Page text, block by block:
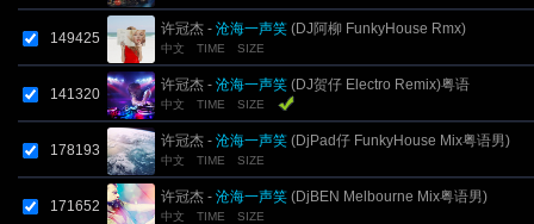
149425
许冠杰 - 沧海一声笑 (DJ阿柳 FunkyHouse Rmx)
中文 TIME SIZE
141320
许冠杰 - 沧海一声笑 (DJ贺仔 Electro Remix)粤语
中文 TIME SIZE
178193
许冠杰 - 沧海一声笑 (DjPad仔 FunkyHouse Mix粤语男)
中文 TIME SIZE
171652
许冠杰 - 沧海一声笑 (DjBEN Melbourne Mix粤语男)
中文 TIME SIZE